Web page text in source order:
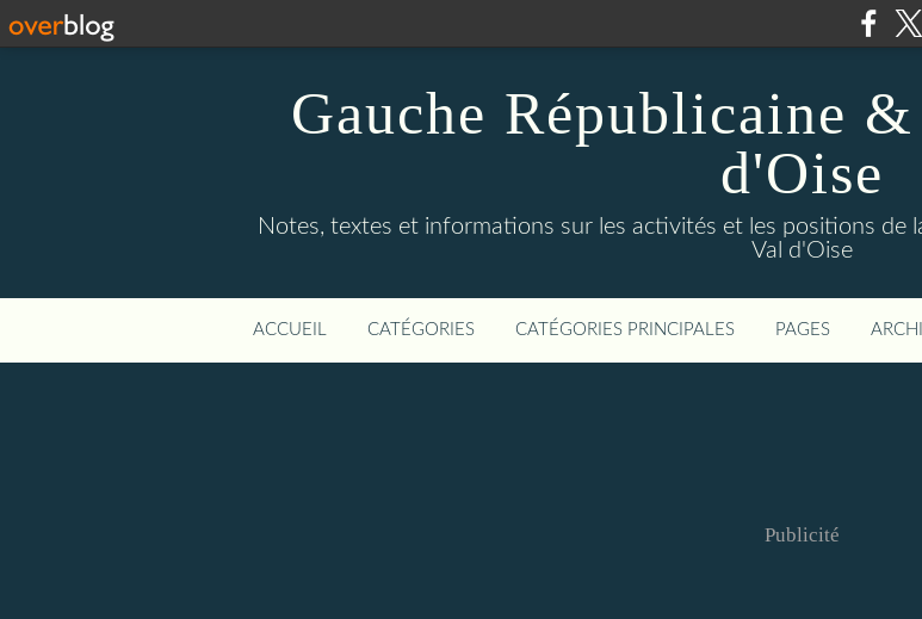
Gauche Républicaine
d'Oise
Notes, textes et informations sur les activités et les positions de
Val d'Oise
ACCUEIL CATÉGORIES CATÉGORIES PRINCIPALES PAGES
Publicité